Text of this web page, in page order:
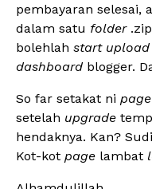
pembayaran selesai,
dalam satu folder.zip
bolehlah start
dashboard blogger.
So far setakat ni
setelah upgrade
hendaknya. Kan?
Kot-kot page lambat